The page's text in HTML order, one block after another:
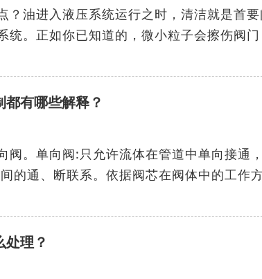
？油进入液压系统运行之时，清洁就是首
统。正如你已知道的，微小粒子会擦伤阀
有哪些解释？
阀。单向阀:只允许流体在管道中单向接通
的通、断联系。依据阀芯在阀体中的工作
理？